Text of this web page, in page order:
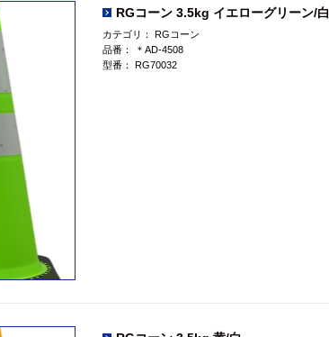
RGコーン 3.5kg イエローグリーン/白
カテゴリ：
RGコーン
品番：
＊AD-4508
型番：
RG70032